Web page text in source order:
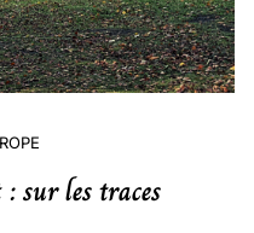
sur les traces